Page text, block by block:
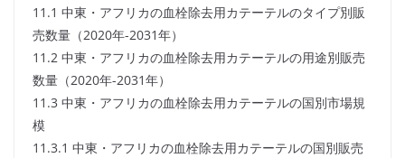
11.1 中東・アフリカの血栓除去用カテーテルのタイプ別販
売数量（2020年-2031年）
11.2 中東・アフリカの血栓除去用カテーテルの用途別販売
数量（2020年-2031年）
11.3 中東・アフリカの血栓除去用カテーテルの国別市場規
模
11.3.1 中東・アフリカの血栓除去用カテーテルの国別販売